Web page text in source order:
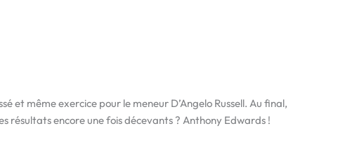
et même exercice pour le meneur D’Angelo Russell. Au final,
résultats encore une fois décevants ? Anthony Edwards !